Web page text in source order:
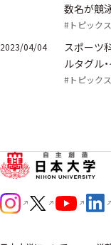
数名が競
#トピックス
2023/04/04
スポーツ
ルタグル
#トピックス